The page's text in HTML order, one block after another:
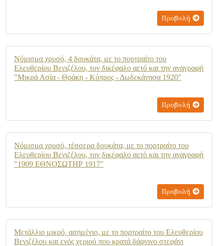
Προβολή
Νόμισμα χρυσό, 4 δουκάτα, με το πορτραίτο του
Ελευθερίου Βενιζέλου, τον δικέφαλο αετό και την αναγραφή
"Μικρά Ασία - Θράκη - Κύπρος - Δωδεκάνησα 1920"
Προβολή
Νόμισμα χρυσό, τέσσερα δουκάτα, με το πορτραίτο του
Ελευθερίου Βενιζέλου, τον δικέφαλο αετό και την αναγραφή
"1909 ΕΘΝΟΣΩΤΗΡ 1917"
Προβολή
Μετάλλιο μικρό, ασημένιο, με το πορτραίτο του Ελευθερίου
Βενιζέλου και ενός χεριού που κρατά δάφνινο στεφάνι